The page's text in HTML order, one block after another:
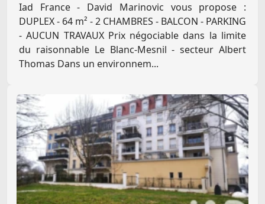
Iad France - David Marinovic vous propose :
DUPLEX - 64 m² - 2 CHAMBRES - BALCON - PARKING
- AUCUN TRAVAUX Prix négociable dans la limite
du raisonnable Le Blanc-Mesnil - secteur Albert
Thomas Dans un environnem...